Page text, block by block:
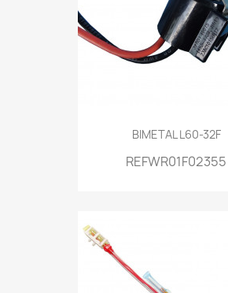
BIMETAL L60-32F
REFWR01F02355